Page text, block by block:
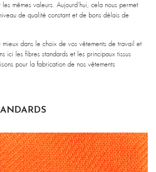
mêmes valeurs. Aujourd’hui, cela nous permet
de qualité constant et de bons délais de
dans le choix de vos vêtements de travail et
ici les fibres standards et les principaux tissus
pour la fabrication de nos vêtements